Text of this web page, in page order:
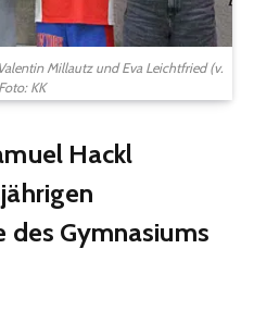
Millautz und Eva Leichtfried (v.
KK
Hackl
des Gymnasiums